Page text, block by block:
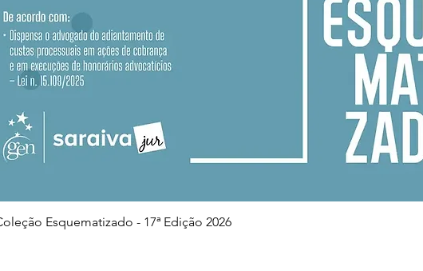
Visualização rápida
Esquematizado - 17ª Edição 2026